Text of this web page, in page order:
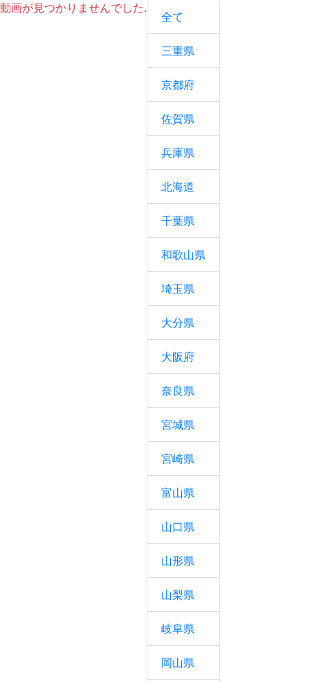
動画が見つかりませんでした.
全て
三重県
京都府
佐賀県
兵庫県
北海道
千葉県
和歌山県
埼玉県
大分県
大阪府
奈良県
宮城県
宮崎県
富山県
山口県
山形県
山梨県
岐阜県
岡山県